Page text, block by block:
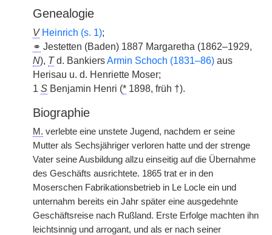
Genealogie
V Heinrich (s. 1);
⚭ Jestetten (Baden) 1887 Margaretha (1862–1929,
N), Td. BankiersArmin Schoch (1831–86) aus
Herisau u. d. Henriette Moser;
1 S Benjamin Henri (* 1898, früh †).
Biographie
M. verlebte eine unstete Jugend, nachdem er seine
Mutter als Sechsjähriger verloren hatte und der strenge
Vater seine Ausbildung allzu einseitig auf die Übernahme
des Geschäfts ausrichtete. 1865 trat er in den
Moserschen Fabrikationsbetrieb in Le Locle ein und
unternahm bereits ein Jahr später eine ausgedehnte
Geschäftsreise nach Rußland. Erste Erfolge machten ihn
leichtsinnig und arrogant, und als er nach seiner